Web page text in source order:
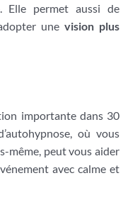
Elle permet aussi de
unevision plus
importante dans 30
où vous
même, peut vous aider
avec calme et